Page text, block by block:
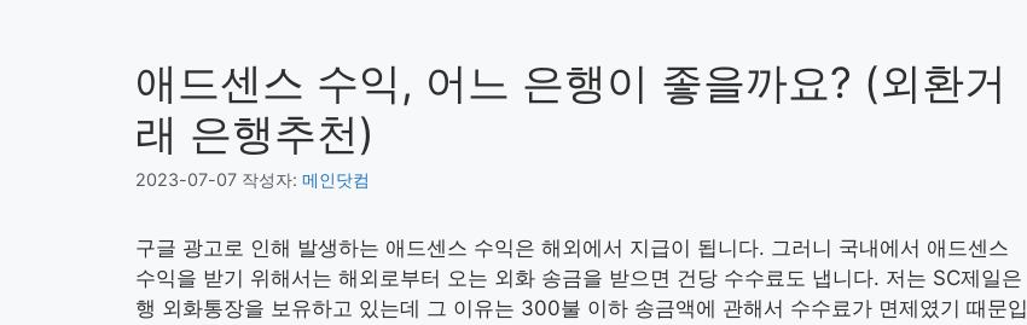
애드센스 수익, 어느 은행이 좋을까요? (외환거
래 은행추천)
2023-07-07 작성자: 메인닷컴
구글 광고로 인해 발생하는 애드센스 수익은 해외에서 지급이 됩니다. 그러니 국내에서 애드센스
수익을 받기 위해서는 해외로부터 오는 외화 송금을 받으면 건당 수수료도 냅니다. 저는 SC제일은
행 외화통장을 보유하고 있는데 그 이유는 300불 이하 송금액에 관해서 수수료가 면제였기 때문입